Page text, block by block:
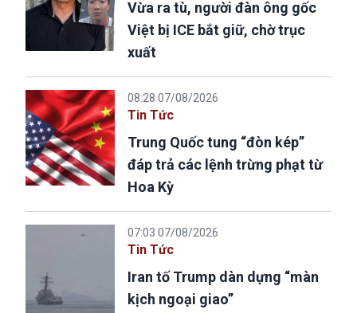
Vừa ra tù, người đàn ông gốc
Việt bị ICE bắt giữ, chờ trục
xuất
08:28 07/08/2026
Tin Tức
Trung Quốc tung “đòn kép”
đáp trả các lệnh trừng phạt từ
Hoa Kỳ
07:03 07/08/2026
Tin Tức
Iran tố Trump dàn dựng “màn
kịch ngoại giao”